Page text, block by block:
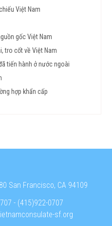
Việt Nam
gốc Việt Nam
tro cốt về Việt Nam
tiến hành ở nước ngoài
hợp khẩn cấp
San Francisco, CA 94109
- (415)922-0707
sf.org